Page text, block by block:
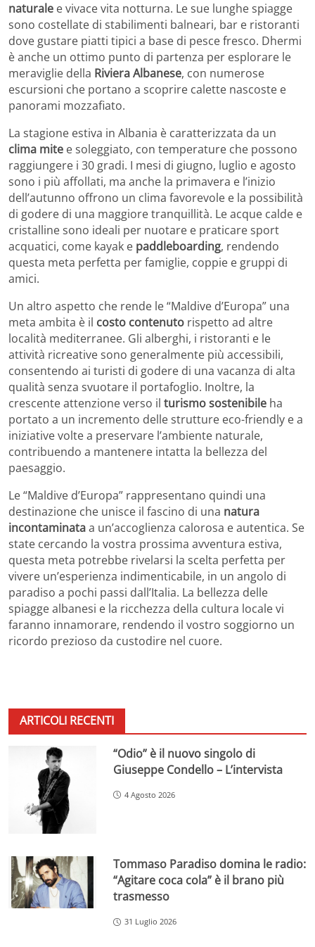
naturale e vivace vita notturna. Le sue lunghe spiagge
sono costellate di stabilimenti balneari, bar e ristoranti
dove gustare piatti tipici a base di pesce fresco. Dhermi
è anche un ottimo punto di partenza per esplorare le
meraviglie della Riviera Albanese, con numerose
escursioni che portano a scoprire calette nascoste e
panorami mozzafiato.
La stagione estiva in Albania è caratterizzata da un
clima mite e soleggiato, con temperature che possono
raggiungere i 30 gradi. I mesi di giugno, luglio e agosto
sono i più affollati, ma anche la primavera e l’inizio
dell’autunno offrono un clima favorevole e la possibilità
di godere di una maggiore tranquillità. Le acque calde e
cristalline sono ideali per nuotare e praticare sport
acquatici, come kayak e paddleboarding, rendendo
questa meta perfetta per famiglie, coppie e gruppi di
amici.
Un altro aspetto che rende le “Maldive d’Europa” una
meta ambita è il costo contenuto rispetto ad altre
località mediterranee. Gli alberghi, i ristoranti e le
attività ricreative sono generalmente più accessibili,
consentendo ai turisti di godere di una vacanza di alta
qualità senza svuotare il portafoglio. Inoltre, la
crescente attenzione verso il turismo sostenibile ha
portato a un incremento delle strutture eco-friendly e a
iniziative volte a preservare l’ambiente naturale,
contribuendo a mantenere intatta la bellezza del
paesaggio.
Le “Maldive d’Europa” rappresentano quindi una
destinazione che unisce il fascino di una natura
incontaminataa un’accoglienza calorosa e autentica. Se
state cercando la vostra prossima avventura estiva,
questa meta potrebbe rivelarsi la scelta perfetta per
vivere un’esperienza indimenticabile, in un angolo di
paradiso a pochi passi dall’Italia. La bellezza delle
spiagge albanesi e la ricchezza della cultura locale vi
faranno innamorare, rendendo il vostro soggiorno un
ricordo prezioso da custodire nel cuore.
ARTICOLI RECENTI
“Odio” è il nuovo singolo di
Giuseppe Condello – L’intervista
4 Agosto 2026
Tommaso Paradiso domina le radio:
“Agitare coca cola” è il brano più
trasmesso
31 Luglio 2026